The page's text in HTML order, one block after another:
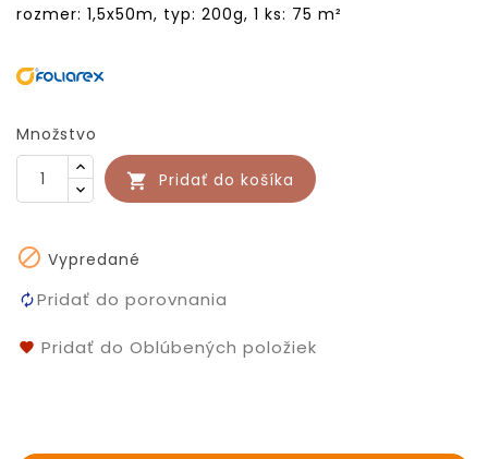
rozmer: 1,5x50m, typ: 200g, 1 ks: 75 m²
Množstvo
 Pridať do košíka
 Vypredané
Pridať do porovnania
Pridať do Oblúbených položiek